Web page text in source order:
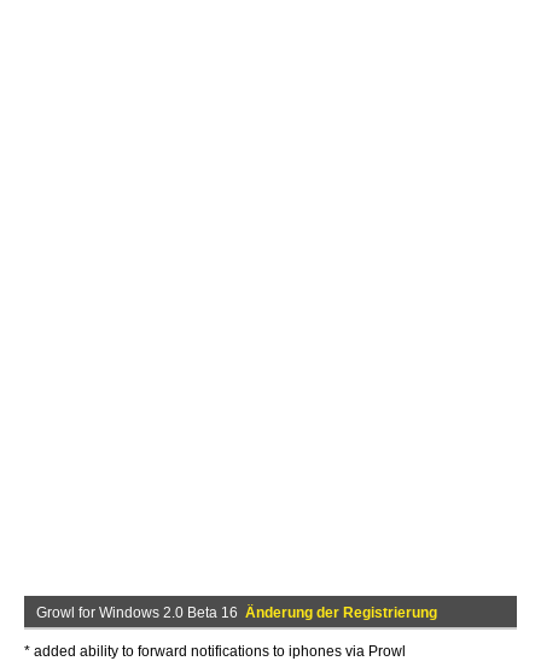
Growl for Windows 2.0 Beta 16 Änderung der Registrierung
* added ability to forward notifications to iphones via Prowl